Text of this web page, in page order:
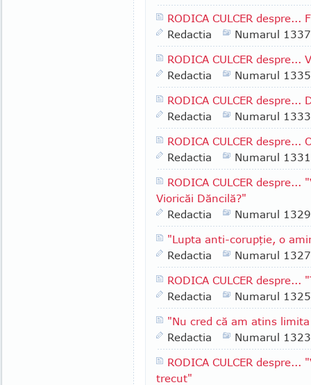
RODICA CULCER
Redactia
Numarul 1337
RODICA CULCER
Redactia
Numarul 1335
RODICA CULCER
Redactia
Numarul 1333
RODICA CULCER despre...
Redactia
Numarul 1331
RODICA CULCER
Vioricăi Dăncilă?"
Redactia
Numarul 1329
"Lupta anti-corupţie, o
Redactia
Numarul 1327
RODICA CULCER
Redactia
Numarul 1325
"Nu cred că am atins
Redactia
Numarul 1323
RODICA CULCER
trecut"